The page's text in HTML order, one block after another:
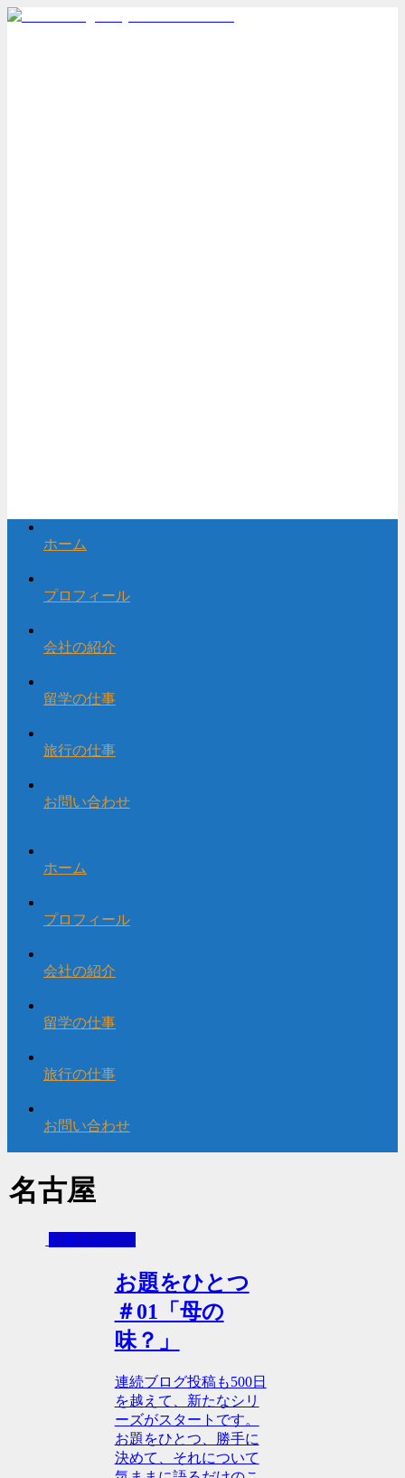
ホーム
プロフィール
会社の紹介
留学の仕事
旅行の仕事
お問い合わせ
ホーム
プロフィール
会社の紹介
留学の仕事
旅行の仕事
お問い合わせ
名古屋
お題をひとつ
お題をひとつ
＃01「母の
味？」
連続ブログ投稿も500日
を越えて、新たなシリ
ーズがスタートです。
お題をひとつ、勝手に
決めて、それについて